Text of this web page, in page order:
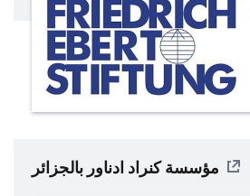
مؤسسة كنراد ادناور بالجزائر